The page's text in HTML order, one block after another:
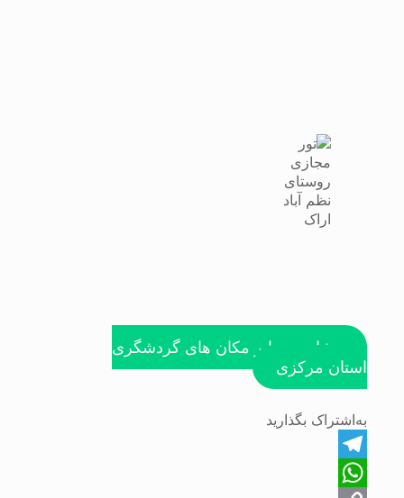
مشاهده سایر مکان های گردشگری
استان مرکزی
به‌اشتراک بگذارید
Telegram